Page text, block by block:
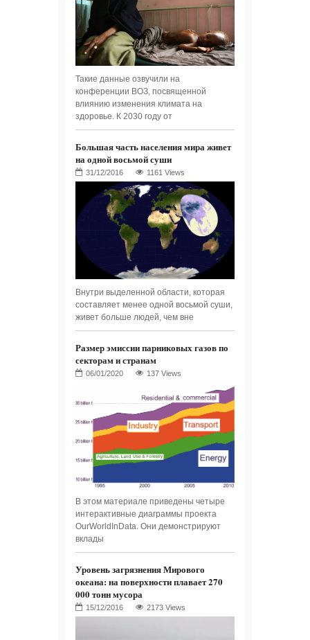
Такие данные озвучили на
конференции ВОЗ, посвященной
влиянию изменения климата на
здоровье. К 2030 году от
Большая часть населения мира живет
на одной восьмой суши
1161 Views
Внутри выделенной области, которая
составляет менее одной восьмой суши,
живет больше людей, чем вне
Размер эмиссии парниковых газов по
секторам и странам
137 Views
В этом материале приведены четыре
интерактивные диаграммы проекта
OurWorldInData. Они демонстрируют
вклады
Уровень загрязнения Мирового
океана: на поверхности плавает 270
000 тонн мусора
2173 Views